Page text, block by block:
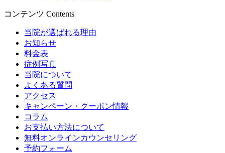
コンテンツ Contents
当院が選ばれる理由
お知らせ
料金表
症例写真
当院について
よくある質問
アクセス
キャンペーン・クーポン情報
コラム
お支払い方法について
無料オンラインカウンセリング
予約フォーム